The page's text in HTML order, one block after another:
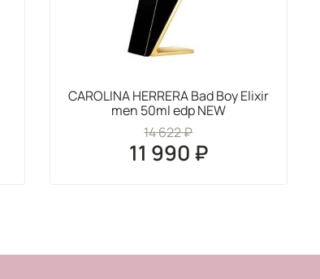
CAROLINA HERRERA Bad Boy Elixir
men 50ml edp NEW
14 622 ₽
11 990 ₽